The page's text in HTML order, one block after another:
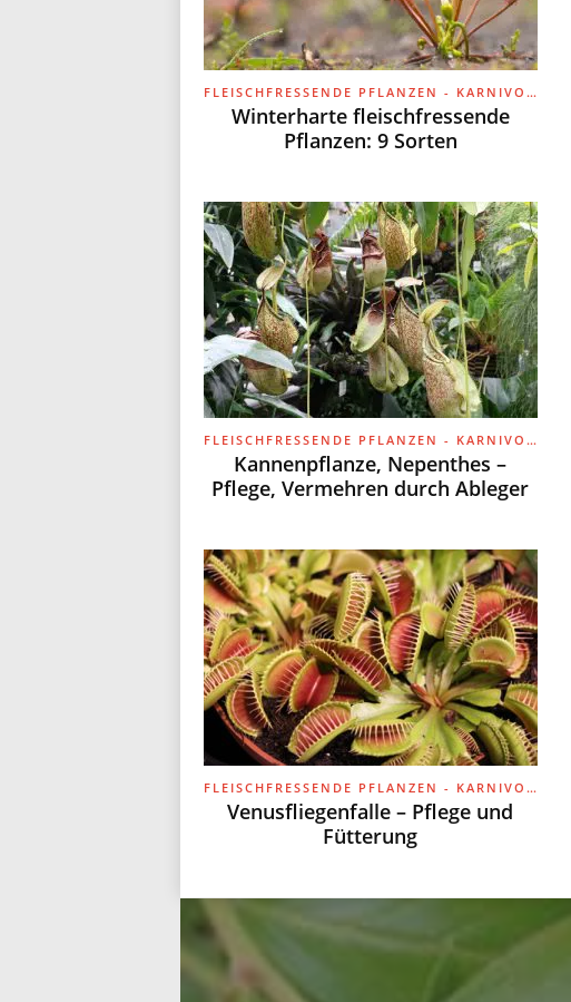
g
d
e
FLEISCHFRESSENDE PFLANZEN - KARNIVOREN
Winterharte fleischfressende
Pflanzen: 9 Sorten
FLEISCHFRESSENDE PFLANZEN - KARNIVOREN
Kannenpflanze, Nepenthes –
Pflege, Vermehren durch Ableger
FLEISCHFRESSENDE PFLANZEN - KARNIVOREN
Venusfliegenfalle – Pflege und
Fütterung